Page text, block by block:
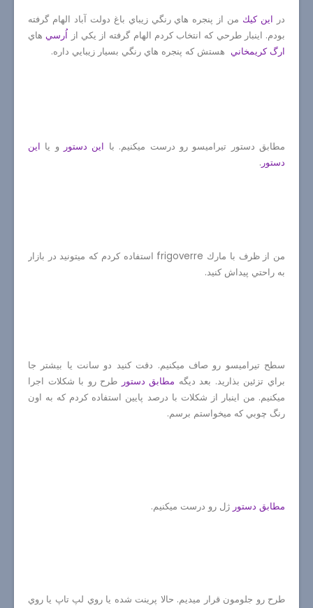
در اين كيك من از پنجره هاي رنگي زيباي باغ دولت آباد الهام گرفته
بودم. اينبار طرحي كه انتخاب كردم الهام گرفته از يكي از اُرسيهاي
ارگ كريمخاني هستش كه پنجره هاي رنگي بسيار زيبايي داره.
مطابق دستور تيراميسو رو درست ميكنيم. با اين دستور و يا اين
دستور .
من از ظرف با مارك frigoverre استفاده كردم كه ميتونيد در بازار
به راحتي پيداش كنيد.
سطح تيراميسو رو صاف ميكنيم. دقت كنيد دو سانت يا بيشتر جا
براي تزئين بذاريد. بعد ديگه مطابق دستور طرح رو با شكلات اجرا
ميكنيم. من اينبار از شكلات با درصد پايين استفاده كردم كه به اون
رنگ چوبي كه ميخواستم برسم.
مطابق دستور ژل رو درست ميكنيم.
طرح رو جلومون قرار ميديم. حالا پرينت شده يا روي لپ تاپ يا روي